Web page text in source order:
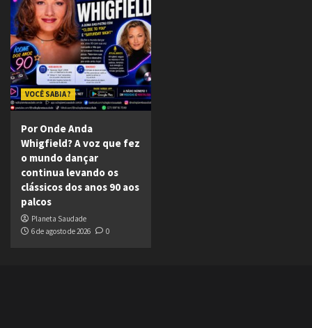
VOCÊ SABIA ?
Por Onde Anda
Whigfield? A voz que fez
o mundo dançar
continua levando os
clássicos dos anos 90 aos
palcos
Planeta Saudade
6 de agosto de 2026
0